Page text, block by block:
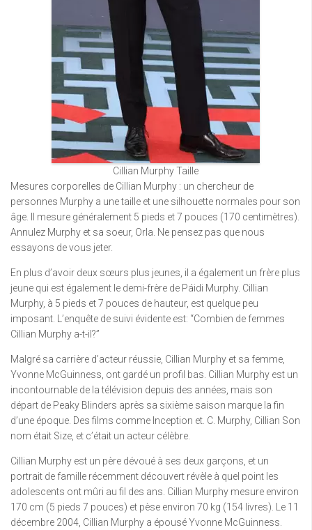
Cillian Murphy Taille
Mesures corporelles de Cillian Murphy : un chercheur de
personnes Murphy a une taille et une silhouette normales pour son
âge. Il mesure généralement 5 pieds et 7 pouces (170 centimètres).
Annulez Murphy et sa soeur, Orla. Ne pensez pas que nous
essayons de vous jeter.
En plus d’avoir deux sœurs plus jeunes, il a également un frère plus
jeune qui est également le demi-frère de Páidi Murphy. Cillian
Murphy, à 5 pieds et 7 pouces de hauteur, est quelque peu
imposant. L’enquête de suivi évidente est: “Combien de femmes
Cillian Murphy a-t-il?”
Malgré sa carrière d’acteur réussie, Cillian Murphy et sa femme,
Yvonne McGuinness, ont gardé un profil bas. Cillian Murphy est un
incontournable de la télévision depuis des années, mais son
départ de Peaky Blinders après sa sixième saison marque la fin
d’une époque. Des films comme Inception et. C. Murphy, Cillian Son
nom était Size, et c’était un acteur célèbre.
Cillian Murphy est un père dévoué à ses deux garçons, et un
portrait de famille récemment découvert révèle à quel point les
adolescents ont mûri au fil des ans. Cillian Murphy mesure environ
170 cm (5 pieds 7 pouces) et pèse environ 70 kg (154 livres). Le 11
décembre 2004, Cillian Murphy a épousé Yvonne McGuinness.